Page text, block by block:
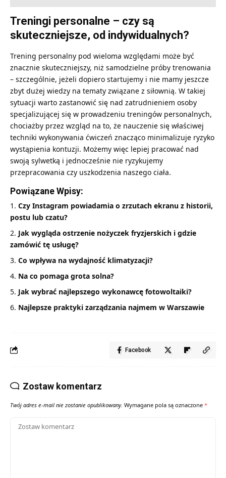
Treningi personalne – czy są
skuteczniejsze, od indywidualnych?
Trening personalny pod wieloma względami może być
znacznie skuteczniejszy, niż samodzielne próby trenowania
– szczególnie, jeżeli dopiero startujemy i nie mamy jeszcze
zbyt dużej wiedzy na tematy związane z siłownią. W takiej
sytuacji warto zastanowić się nad zatrudnieniem osoby
specjalizującej się w prowadzeniu treningów personalnych,
chociażby przez wzgląd na to, że nauczenie się właściwej
techniki wykonywania ćwiczeń znacząco minimalizuje ryzyko
wystąpienia kontuzji. Możemy więc lepiej pracować nad
swoją sylwetką i jednocześnie nie ryzykujemy
przepracowania czy uszkodzenia naszego ciała.
Powiązane Wpisy:
Czy Instagram powiadamia o zrzutach ekranu z historii,
postu lub czatu?
Jak wygląda ostrzenie nożyczek fryzjerskich i gdzie
zamówić tę usługę?
Co wpływa na wydajność klimatyzacji?
Na co pomaga grota solna?
Jak wybrać najlepszego wykonawcę fotowoltaiki?
Najlepsze praktyki zarządzania najmem w Warszawie
Facebook
Zostaw komentarz
Twój adres e-mail nie zostanie opublikowany. Wymagane pola są oznaczone *